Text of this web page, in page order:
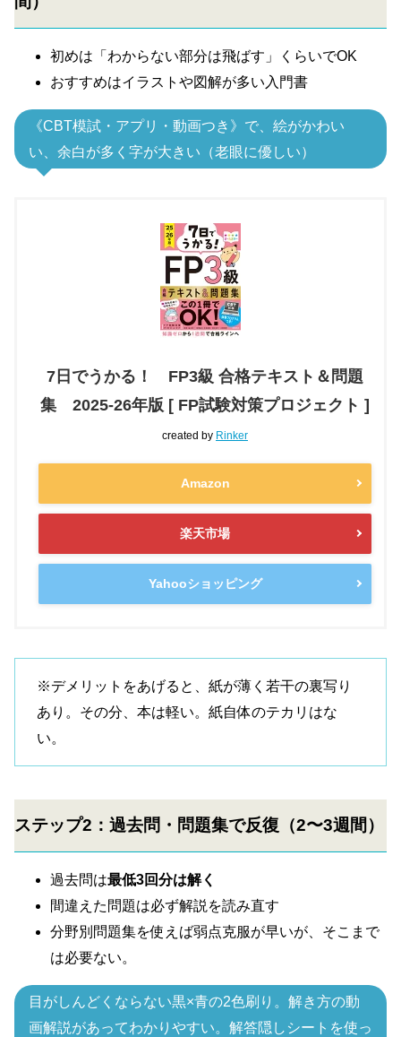
初めは「わからない部分は飛ばす」くらいでOK
おすすめはイラストや図解が多い入門書
《CBT模試・アプリ・動画つき》で、絵がかわい
い、余白が多く字が大きい（老眼に優しい）
7日でうかる！ FP3級 合格テキスト＆問題
集 2025-26年版 [ FP試験対策プロジェクト ]
created by Rinker
Amazon
楽天市場
Yahooショッピング
※デメリットをあげると、紙が薄く若干の裏写り
あり。その分、本は軽い。紙自体のテカリはな
い。
ステップ2：過去問・問題集で反復（2〜3週間）
過去問は最低3回分は解く
間違えた問題は必ず解説を読み直す
分野別問題集を使えば弱点克服が早いが、そこまで
は必要ない。
目がしんどくならない黒×青の2色刷り。解き方の動
画解説があってわかりやすい。解答隠しシートを使っ